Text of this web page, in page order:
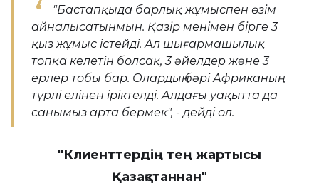
"Бастапқыда барлық жұмыспен өзім
айналысатынмын. Қазір менімен бірге 3
қыз жұмыс істейді. Ал шығармашылық
топқа келетін болсақ, 3 әйелдер және 3
ерлер тобы бар. Олардың бәрі Африканың
түрлі елінен іріктелді. Алдағы уақытта да
санымыз арта бермек", - дейді ол.
"Клиенттердің тең жартысы
Қазақстаннан"